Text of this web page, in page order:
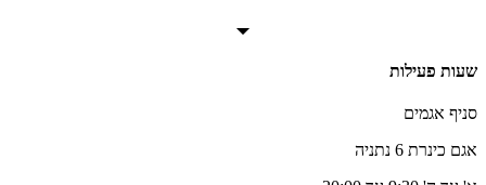
שעות פעילות
סניף אגמים
אגם כינרת 6 נתניה